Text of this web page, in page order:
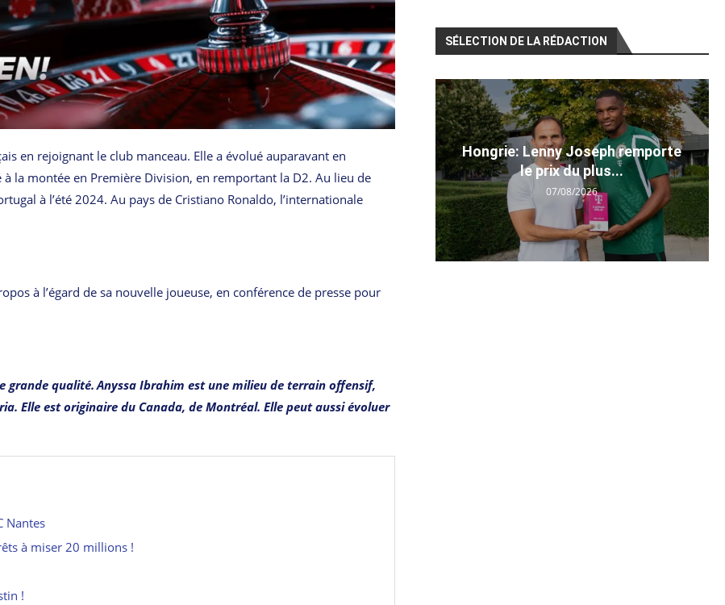
en rejoignant le club manceau. Elle a évolué auparavant en
la montée en Première Division, en remportant la D2. Au lieu de
à l’été 2024. Au pays de Cristiano Ronaldo, l’internationale
à l’égard de sa nouvelle joueuse, en conférence de presse pour
grande qualité. Anyssa Ibrahim est une milieu de terrain offensif,
Elle est originaire du Canada, de Montréal. Elle peut aussi évoluer
Nantes
à miser 20 millions !
!
SÉLECTION DE LA RÉDACTION
Hongrie: Lenny Joseph remporte
le prix du plus...
07/08/2026